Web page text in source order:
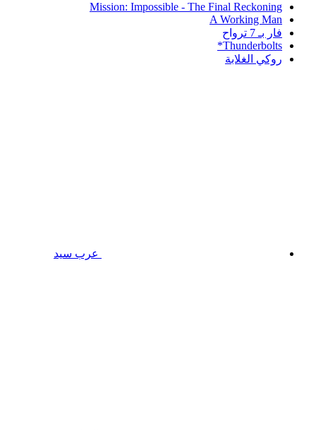
Mission: Impossible - The Final Reckoning
A Working Man
فار بـ 7 ترواح
Thunderbolts*
روكي الغلابة
عرب سيد